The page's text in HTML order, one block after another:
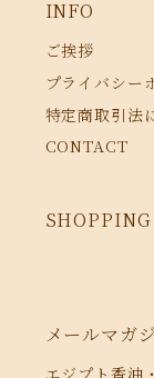
INFO
ご挨拶
プライバシー
特定商取引法
CONTACT
メールマガ
エジプト香油